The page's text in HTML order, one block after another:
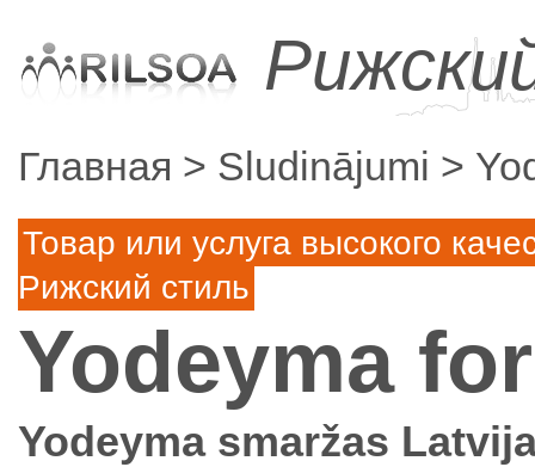
Главная Sludinājumi
Товар или услуга высокого
Рижский стиль
Yodeyma
Yodeyma smaržas